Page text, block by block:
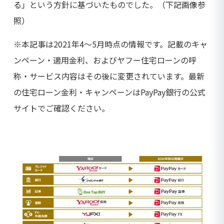
る」という方針に基づいたものでした。（下記画像参
照）
※本記事は2021年4〜5月時点の情報です。記載のキャ
ンペーン・適用金利、およびヤフー住宅ローンの呼
称・サービス内容はその後に変更されています。最新
の住宅ローン金利・キャンペーンはPayPay銀行の公式
サイトでご確認ください。